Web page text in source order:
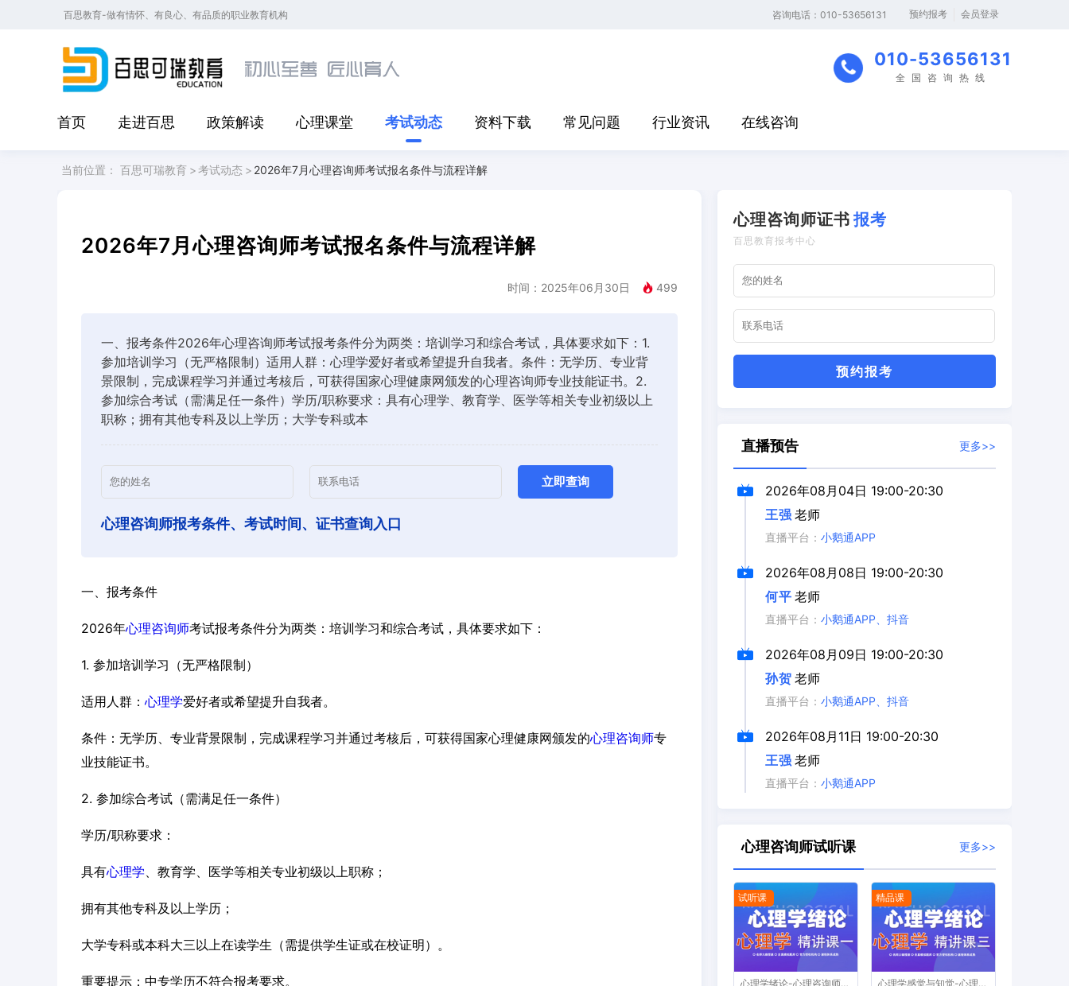
百思教育-做有情怀、有良心、有品质的职业教育机构 ‬咨询电话：010-53656131 预约报考 会员登录
010-53656131
全国咨询热线
首页 走进百思 政策解读 心理课堂 考试动态 资料下载 常见问题 行业资讯 在线咨询
当前位置： 百思可瑞教育 >考试动态 > 2026年7月心理咨询师考试报名条件与流程详解
2026年7月心理咨询师考试报名条件与流程详解
时间：2025年06月30日 499
一、报考条件2026年心理咨询师考试报考条件分为两类：培训学习和综合考试，具体要求如下：1.
参加培训学习（无严格限制）适用人群：心理学爱好者或希望提升自我者。条件：无学历、专业背
景限制，完成课程学习并通过考核后，可获得国家心理健康网颁发的心理咨询师专业技能证书。2.
参加综合考试（需满足任一条件）学历/职称要求：具有心理学、教育学、医学等相关专业初级以上
职称；拥有其他专科及以上学历；大学专科或本
立即查询
心理咨询师报考条件、考试时间、证书查询入口
一、报考条件
2026年心理咨询师考试报考条件分为两类：培训学习和综合考试，具体要求如下：
1. 参加培训学习（无严格限制）
适用人群： 心理学爱好者或希望提升自我者。
条件：无学历、专业背景限制，完成课程学习并通过考核后，可获得国家心理健康网颁发的心理咨询师专
业技能证书。
2. 参加综合考试（需满足任一条件）
学历/职称要求：
具有心理学、教育学、医学等相关专业初级以上职称；
拥有其他专科及以上学历；
大学专科或本科大三以上在读学生（需提供学生证或在校证明）。
重要提示：中专学历不符合报考要求。
心理咨询师证书 报考
百思教育报考中心
预约报考
直播预告 更多>>
2026年08月04日 19:00-20:30
王强 老师
直播平台： 小鹅通APP
2026年08月08日 19:00-20:30
何平 老师
直播平台： 小鹅通APP、抖音
2026年08月09日 19:00-20:30
孙贺 老师
直播平台： 小鹅通APP、抖音
2026年08月11日 19:00-20:30
王强 老师
直播平台： 小鹅通APP
心理咨询师试听课 更多>>
试听课
心理学绪论-心理咨询师精讲课第一节
精品课
心理学感觉与知觉-心理咨询师精讲课第三节